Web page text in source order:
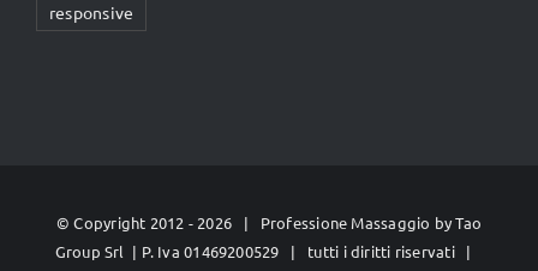
responsive
© Copyright 2012 - 2026 | Professione Massaggio byTao
Group Srl | P. Iva 01469200529 | tutti i diritti riservati |